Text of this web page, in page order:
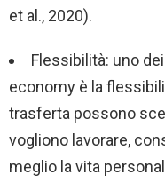
et al., 2020).
Flessibilità: uno
economy è la
trasferta possono
vogliono lavorare,
meglio la vita